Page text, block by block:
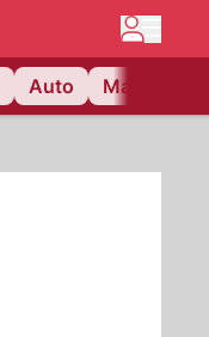
Auto Matchcenter